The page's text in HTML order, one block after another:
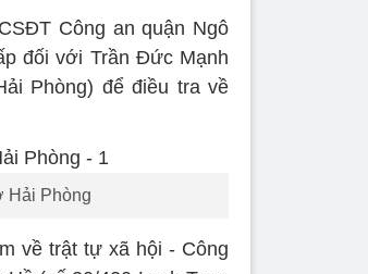
Công an quận Ngô
đối với Trần Đức Mạnh
Phòng) để điều tra về
Hải Phòng
về trật tự xã hội - Công